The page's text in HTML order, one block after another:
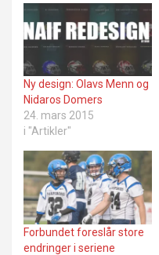
Ny design: Olavs Menn og
Nidaros Domers
24. mars 2015
i "Artikler"
Forbundet foreslår store
endringer i seriene